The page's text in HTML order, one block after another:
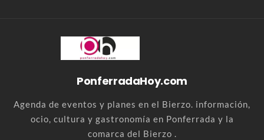
PonferradaHoy.com
Agenda de eventos y planes en el Bierzo. información,
ocio, cultura y gastronomía en Ponferrada y la
comarca del Bierzo .